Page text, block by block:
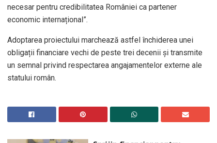
necesar pentru credibilitatea României ca partener
economic internațional”.
Adoptarea proiectului marchează astfel închiderea unei
obligații financiare vechi de peste trei decenii și transmite
un semnal privind respectarea angajamentelor externe ale
statului român.